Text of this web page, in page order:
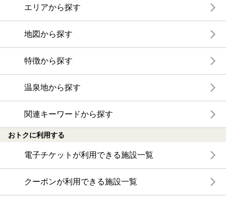
エリアから探す
地図から探す
特徴から探す
温泉地から探す
関連キーワードから探す
おトクに利用する
電子チケットが利用できる施設一覧
クーポンが利用できる施設一覧